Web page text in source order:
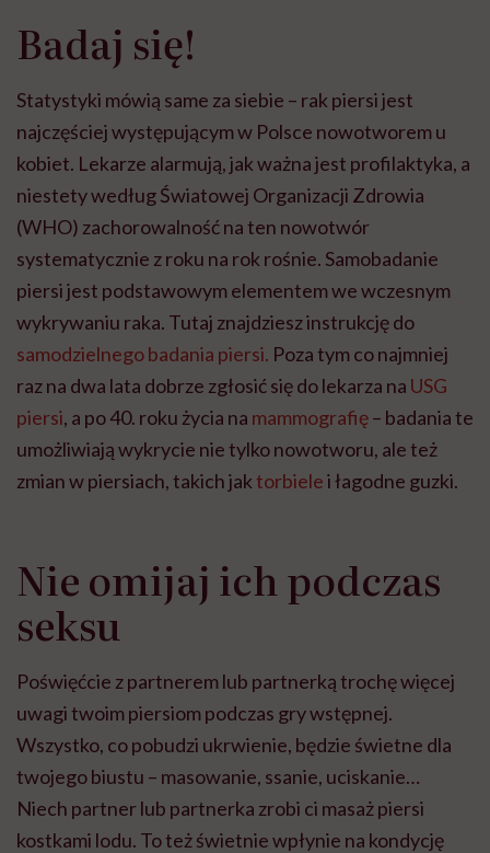
Badaj się!
Statystyki mówią same za siebie – rak piersi jest
najczęściej występującym w Polsce nowotworem u
kobiet. Lekarze alarmują, jak ważna jest profilaktyka, a
niestety według Światowej Organizacji Zdrowia
(WHO) zachorowalność na ten nowotwór
systematycznie z roku na rok rośnie. Samobadanie
piersi jest podstawowym elementem we wczesnym
wykrywaniu raka. Tutaj znajdziesz instrukcję do
samodzielnego badania piersi. Poza tym co najmniej
raz na dwa lata dobrze zgłosić się do lekarza na USG
piersi, a po 40. roku życia na mammografię– badania te
umożliwiają wykrycie nie tylko nowotworu, ale też
zmian w piersiach, takich jaktorbielei łagodne guzki.
Nie omijaj ich podczas
seksu
Poświęćcie z partnerem lub partnerką trochę więcej
uwagi twoim piersiom podczas gry wstępnej.
Wszystko, co pobudzi ukrwienie, będzie świetne dla
twojego biustu – masowanie, ssanie, uciskanie…
Niech partner lub partnerka zrobi ci masaż piersi
kostkami lodu. To też świetnie wpłynie na kondycję